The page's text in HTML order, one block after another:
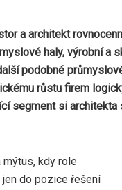
a architekt
haly, výrobní a
podobné
růstu firem
segment si
kdy role
do pozice řešení